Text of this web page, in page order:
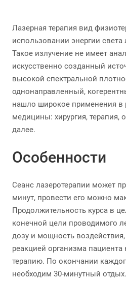
Лазерная терапия вид
использовании энергии света
Такое излучение не имеет
искусственно созданный
высокой спектральной
однонаправленный,
нашло широкое применения в
медицины: хирургия, терапия,
далее.
Особенности
Сеанс лазеротерапии может
минут, провести его можно
Продолжительность курса в
конечной цели проводимого
дозу и мощность
реакцией организма
терапию. По окончании
необходим 30-минутный отдых.